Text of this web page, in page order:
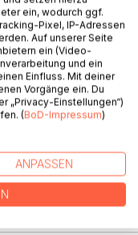
Nina zum
bis er merkt,
dieser neuen Welt
sich den
zu stellen?
ein, wodurch ggf.
Pixel, IP-Adressen
Auf unserer Seite
ein (Video-
und ein
Einfluss. Mit deiner
Vorgänge ein. Du
„Privacy-Einstellungen“)
(BoD-Impressum)
ANPASSEN